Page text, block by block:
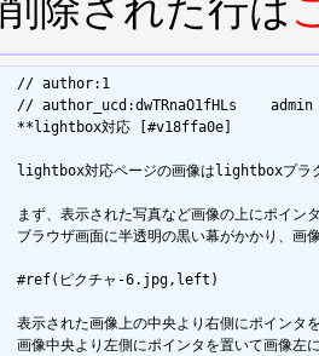
削除された行は
  // author:1
  // author_ucd:dwTRnaO1fHLs	admin
  **lightbox対応 [#v18ffa0e]
lightbox対応ページの画像はlightboxプラ
まず、表示された写真など画像の上にポイン
ブラウザ画面に半透明の黒い幕がかかり、画
  #ref(ピクチャ-6.jpg,left)
表示された画像上の中央より右側にポインタ
画像中央より左側にポインタを置いて画像左